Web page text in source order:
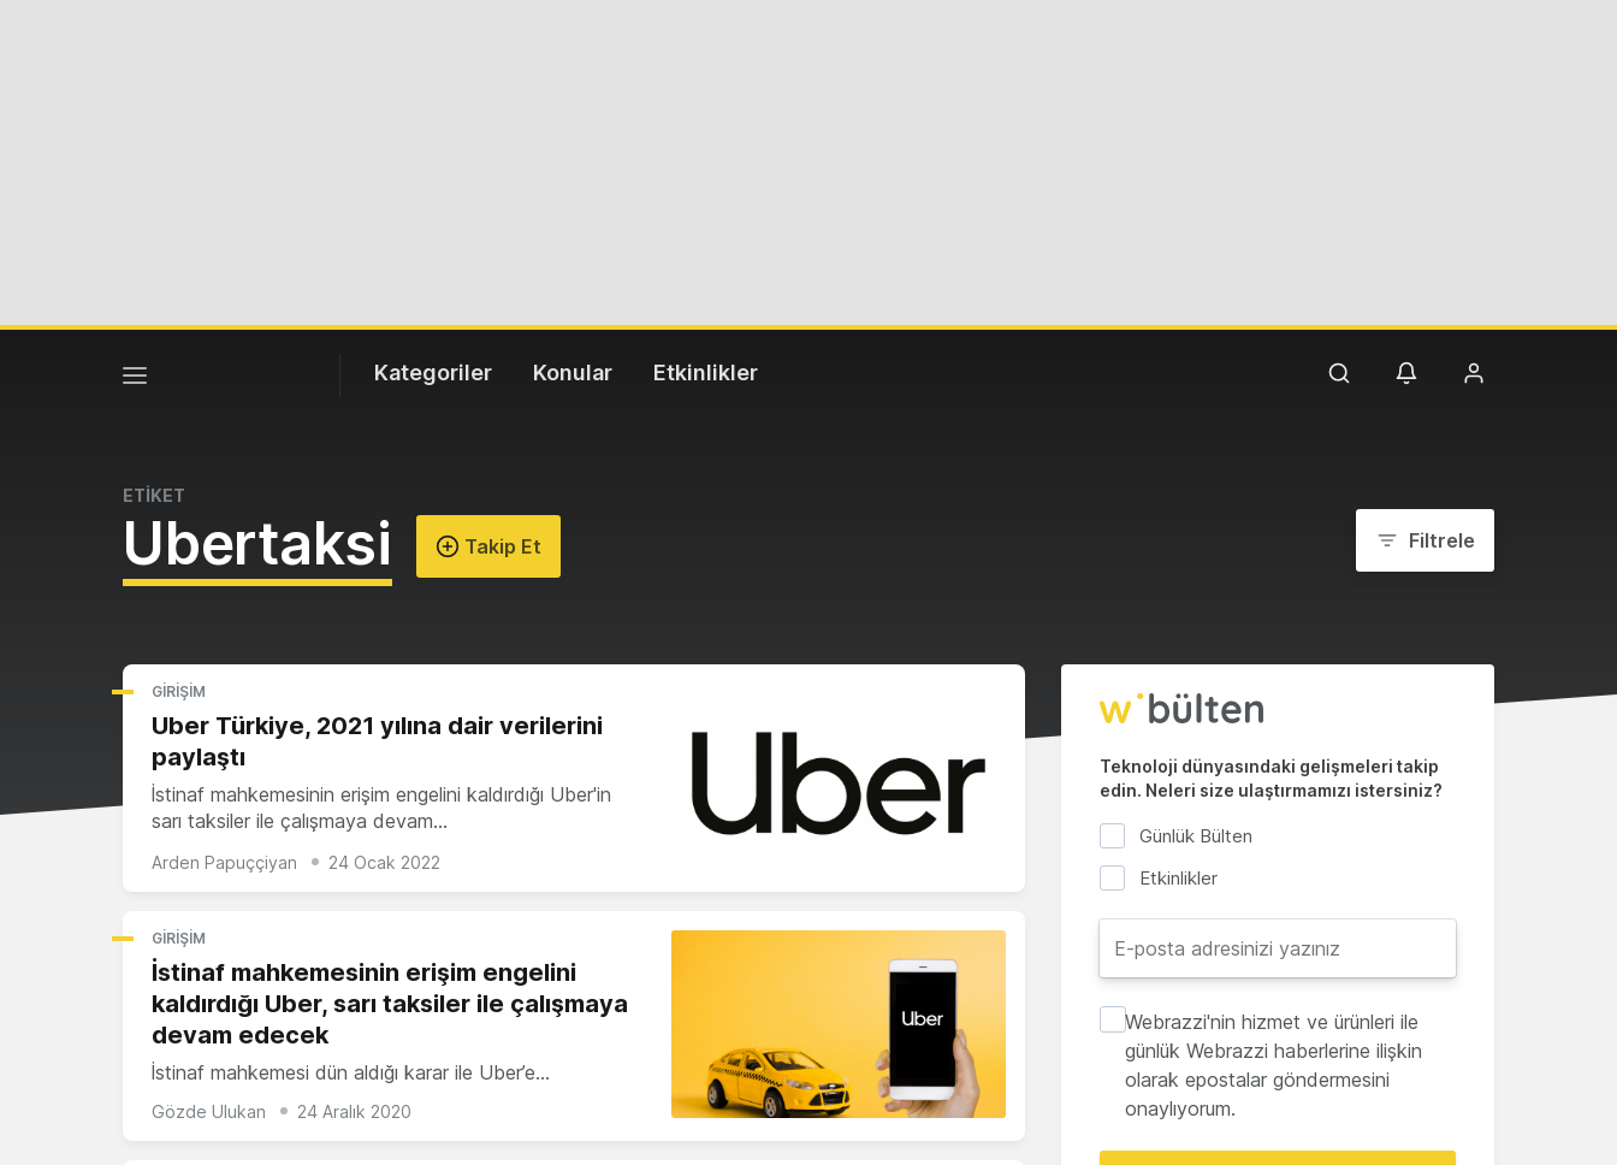
Kategoriler Konular Etkinlikler
ETİKET
Ubertaksi Takip Et Filtrele
GIRIŞIM
Uber Türkiye, 2021 yılına dair verilerini
paylaştı
İstinaf mahkemesinin erişim engelini kaldırdığı Uber'in
sarı taksiler ile çalışmaya devam…
Arden Papuççiyan 24 Ocak 2022
GIRIŞIM
İstinaf mahkemesinin erişim engelini
kaldırdığı Uber, sarı taksiler ile çalışmaya
devam edecek
İstinaf mahkemesi dün aldığı karar ile Uber’e…
Gözde Ulukan 24 Aralık 2020
Teknoloji dünyasındaki gelişmeleri takip
edin. Neleri size ulaştırmamızı istersiniz?
Günlük Bülten
Etkinlikler
Webrazzi'nin hizmet ve ürünleri ile
günlük Webrazzi haberlerine ilişkin
olarak epostalar göndermesini
onaylıyorum.